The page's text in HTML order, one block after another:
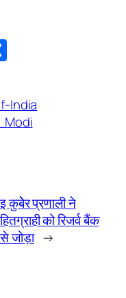
India
इ कुबेेर प्रणाली ने
हितग्राही को रिजर्व बैंक
से जोड़ा →